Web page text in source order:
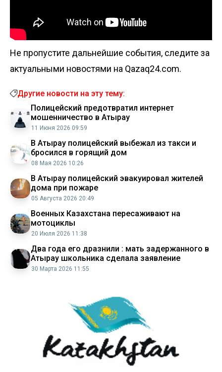
Не пропустите дальнейшие события, следите за
актуальными новостями на Qazaq24.com.
Другие новости на эту тему:
Полицейский предотвратил интернет
мошенничество в Атырау
11 Июня 2026 09:59
В Атырау полицейский выбежал из такси и
бросился в горящий дом
08 Мая 2026 10:26
В Атырау полицейский эвакуировал жителей
дома при пожаре
05 Августа 2026 20:49
Военных Казахстана пересаживают на
мотоциклы
20 Июля 2026 11:38
Два года его дразнили : мать задержанного в
Атырау школьника сделала заявление
30 Марта 2026 11:55